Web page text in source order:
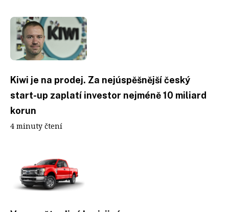
Kiwi je na prodej. Za nejúspěšnější český
start-up zaplatí investor nejméně 10 miliard
korun
4 minuty čtení